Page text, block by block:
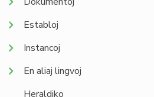
Establoj
Instancoj
En aliaj lingvoj
Heraldiko